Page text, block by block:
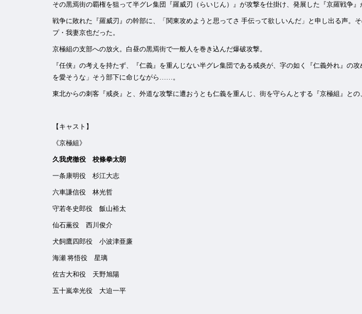
その黒焉街の覇権を狙って半グレ集団『羅威刃（らいじん）』が攻撃を仕掛け、発展した『京羅戦争
戦争に敗れた『羅威刃』の幹部に、「関東攻めようと思ってさ 手伝って欲しいんだ」と申し出る声
プ・我妻京也だった。
京極組の支部への放火。白昼の黒焉街で一般人を巻き込んだ爆破攻撃。
『任侠』の考えを持たず、『仁義』を重んじない半グレ集団である戒炎が、字の如く『仁義外れ』
を愛そうな」そう部下に命じながら……。
東北からの刺客『戒炎』と、外道な攻撃に遭おうとも仁義を重んじ、街を守らんとする『京極組』との
【キャスト】
《京極組》
久我虎徹役 校條拳太朗
一条康明役 杉江大志
六車謙信役 林光哲
守若冬史郎役 飯山裕太
仙石薫役 西川俊介
犬飼鷹四郎役 小波津亜廉
海瀬 将悟役 星璃
佐古大和役 天野旭陽
五十嵐幸光役 大迫一平